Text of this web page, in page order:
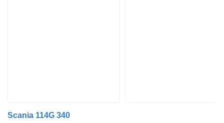
Scania 114G 340